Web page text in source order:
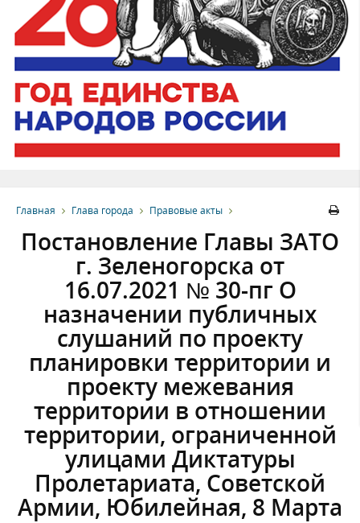
Главная Глава города Правовые акты
Постановление Главы ЗАТО
г. Зеленогорска от
16.07.2021 № 30-пг О
назначении публичных
слушаний по проекту
планировки территории и
проекту межевания
территории в отношении
территории, ограниченной
улицами Диктатуры
Пролетариата, Советской
Армии, Юбилейная, 8 Марта